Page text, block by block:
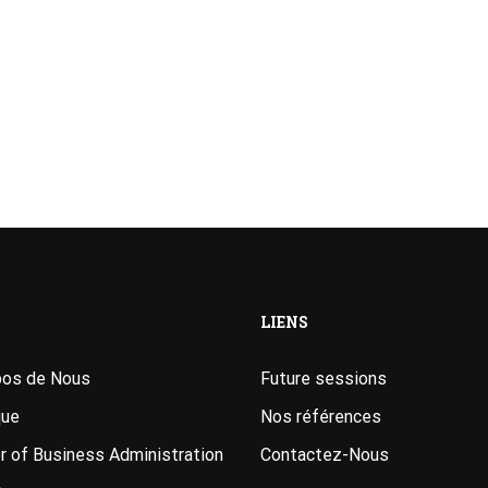
de Nous
of Business Administration
LIENS
Future sessions
Nos références
Contactez-Nous